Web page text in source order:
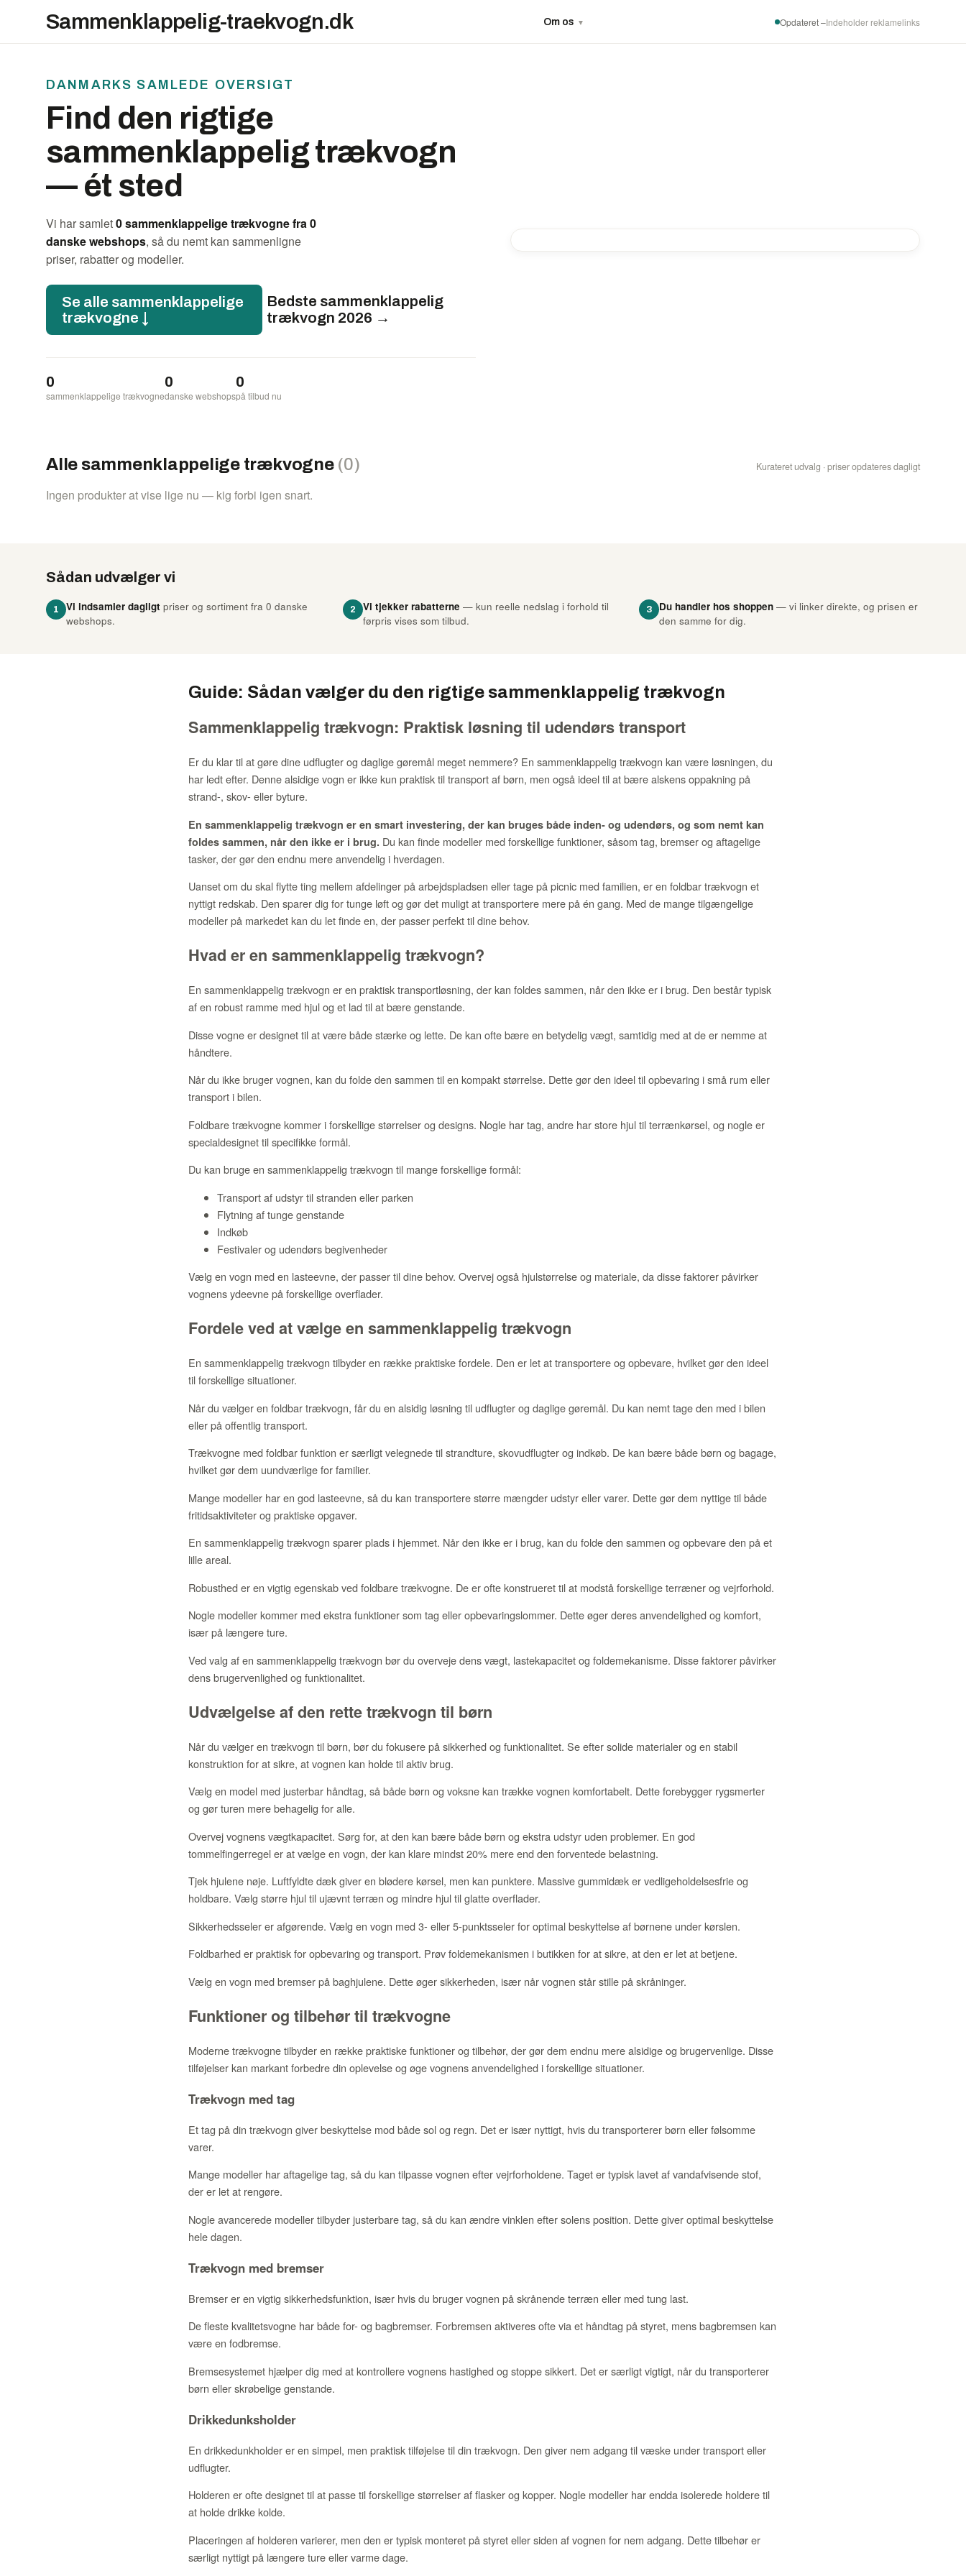
Sammenklappelig-traekvogn.dk Om os ▼ Opdateret –Indeholder reklamelinks
DANMARKS SAMLEDE OVERSIGT
Find den rigtige
sammenklappelig trækvogn
— ét sted
Vi har samlet0 sammenklappelige trækvogne fra 0
danske webshops, så du nemt kan sammenligne
priser, rabatter og modeller.
Se alle sammenklappelige
trækvogne ↓
Bedste sammenklappelig
trækvogn 2026 →
0
sammenklappelige trækvogne
0
danske webshops
0
på tilbud nu
Alle sammenklappelige trækvogne (0) Kurateret udvalg · priser opdateres dagligt
Ingen produkter at vise lige nu — kig forbi igen snart.
Sådan udvælger vi
1 Vi indsamler dagligt priser og sortiment fra 0 danske
webshops.
2 Vi tjekker rabatterne — kun reelle nedslag i forhold til
førpris vises som tilbud.
3 Du handler hos shoppen — vi linker direkte, og prisen er
den samme for dig.
Guide: Sådan vælger du den rigtige sammenklappelig trækvogn
Sammenklappelig trækvogn: Praktisk løsning til udendørs transport
Er du klar til at gøre dine udflugter og daglige gøremål meget nemmere? En sammenklappelig trækvogn kan være løsningen, du
har ledt efter. Denne alsidige vogn er ikke kun praktisk til transport af børn, men også ideel til at bære alskens oppakning på
strand-, skov- eller byture.
En sammenklappelig trækvogn er en smart investering, der kan bruges både inden- og udendørs, og som nemt kan
foldes sammen, når den ikke er i brug. Du kan finde modeller med forskellige funktioner, såsom tag, bremser og aftagelige
tasker, der gør den endnu mere anvendelig i hverdagen.
Uanset om du skal flytte ting mellem afdelinger på arbejdspladsen eller tage på picnic med familien, er en foldbar trækvogn et
nyttigt redskab. Den sparer dig for tunge løft og gør det muligt at transportere mere på én gang. Med de mange tilgængelige
modeller på markedet kan du let finde en, der passer perfekt til dine behov.
Hvad er en sammenklappelig trækvogn?
En sammenklappelig trækvogn er en praktisk transportløsning, der kan foldes sammen, når den ikke er i brug. Den består typisk
af en robust ramme med hjul og et lad til at bære genstande.
Disse vogne er designet til at være både stærke og lette. De kan ofte bære en betydelig vægt, samtidig med at de er nemme at
håndtere.
Når du ikke bruger vognen, kan du folde den sammen til en kompakt størrelse. Dette gør den ideel til opbevaring i små rum eller
transport i bilen.
Foldbare trækvogne kommer i forskellige størrelser og designs. Nogle har tag, andre har store hjul til terrænkørsel, og nogle er
specialdesignet til specifikke formål.
Du kan bruge en sammenklappelig trækvogn til mange forskellige formål:
Transport af udstyr til stranden eller parken
Flytning af tunge genstande
Indkøb
Festivaler og udendørs begivenheder
Vælg en vogn med en lasteevne, der passer til dine behov. Overvej også hjulstørrelse og materiale, da disse faktorer påvirker
vognens ydeevne på forskellige overflader.
Fordele ved at vælge en sammenklappelig trækvogn
En sammenklappelig trækvogn tilbyder en række praktiske fordele. Den er let at transportere og opbevare, hvilket gør den ideel
til forskellige situationer.
Når du vælger en foldbar trækvogn, får du en alsidig løsning til udflugter og daglige gøremål. Du kan nemt tage den med i bilen
eller på offentlig transport.
Trækvogne med foldbar funktion er særligt velegnede til strandture, skovudflugter og indkøb. De kan bære både børn og bagage,
hvilket gør dem uundværlige for familier.
Mange modeller har en god lasteevne, så du kan transportere større mængder udstyr eller varer. Dette gør dem nyttige til både
fritidsaktiviteter og praktiske opgaver.
En sammenklappelig trækvogn sparer plads i hjemmet. Når den ikke er i brug, kan du folde den sammen og opbevare den på et
lille areal.
Robusthed er en vigtig egenskab ved foldbare trækvogne. De er ofte konstrueret til at modstå forskellige terræner og vejrforhold.
Nogle modeller kommer med ekstra funktioner som tag eller opbevaringslommer. Dette øger deres anvendelighed og komfort,
især på længere ture.
Ved valg af en sammenklappelig trækvogn bør du overveje dens vægt, lastekapacitet og foldemekanisme. Disse faktorer påvirker
dens brugervenlighed og funktionalitet.
Udvælgelse af den rette trækvogn til børn
Når du vælger en trækvogn til børn, bør du fokusere på sikkerhed og funktionalitet. Se efter solide materialer og en stabil
konstruktion for at sikre, at vognen kan holde til aktiv brug.
Vælg en model med justerbar håndtag, så både børn og voksne kan trække vognen komfortabelt. Dette forebygger rygsmerter
og gør turen mere behagelig for alle.
Overvej vognens vægtkapacitet. Sørg for, at den kan bære både børn og ekstra udstyr uden problemer. En god
tommelfingerregel er at vælge en vogn, der kan klare mindst 20% mere end den forventede belastning.
Tjek hjulene nøje. Luftfyldte dæk giver en blødere kørsel, men kan punktere. Massive gummidæk er vedligeholdelsesfrie og
holdbare. Vælg større hjul til ujævnt terræn og mindre hjul til glatte overflader.
Sikkerhedsseler er afgørende. Vælg en vogn med 3- eller 5-punktsseler for optimal beskyttelse af børnene under kørslen.
Foldbarhed er praktisk for opbevaring og transport. Prøv foldemekanismen i butikken for at sikre, at den er let at betjene.
Vælg en vogn med bremser på baghjulene. Dette øger sikkerheden, især når vognen står stille på skråninger.
Funktioner og tilbehør til trækvogne
Moderne trækvogne tilbyder en række praktiske funktioner og tilbehør, der gør dem endnu mere alsidige og brugervenlige. Disse
tilføjelser kan markant forbedre din oplevelse og øge vognens anvendelighed i forskellige situationer.
Trækvogn med tag
Et tag på din trækvogn giver beskyttelse mod både sol og regn. Det er især nyttigt, hvis du transporterer børn eller følsomme
varer.
Mange modeller har aftagelige tag, så du kan tilpasse vognen efter vejrforholdene. Taget er typisk lavet af vandafvisende stof,
der er let at rengøre.
Nogle avancerede modeller tilbyder justerbare tag, så du kan ændre vinklen efter solens position. Dette giver optimal beskyttelse
hele dagen.
Trækvogn med bremser
Bremser er en vigtig sikkerhedsfunktion, især hvis du bruger vognen på skrånende terræn eller med tung last.
De fleste kvalitetsvogne har både for- og bagbremser. Forbremsen aktiveres ofte via et håndtag på styret, mens bagbremsen kan
være en fodbremse.
Bremsesystemet hjælper dig med at kontrollere vognens hastighed og stoppe sikkert. Det er særligt vigtigt, når du transporterer
børn eller skrøbelige genstande.
Drikkedunksholder
En drikkedunkholder er en simpel, men praktisk tilføjelse til din trækvogn. Den giver nem adgang til væske under transport eller
udflugter.
Holderen er ofte designet til at passe til forskellige størrelser af flasker og kopper. Nogle modeller har endda isolerede holdere til
at holde drikke kolde.
Placeringen af holderen varierer, men den er typisk monteret på styret eller siden af vognen for nem adgang. Dette tilbehør er
særligt nyttigt på længere ture eller varme dage.